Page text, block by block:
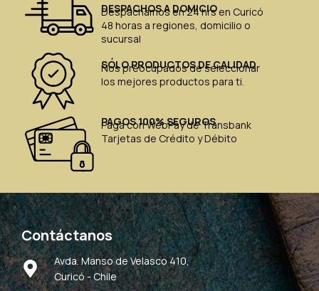
DESPACHOS A DOMICIO
Despachamos en 24 hrs en Curicó
48 horas a regiones, domicilio o
sucursal
SÓLO PRODUCTOS DE CALIDAD
Nos preocupados de seleccionar
los mejores productos para ti.
PAGOS 100% SEGUROS
Paga con WebPay de Transbank
Tarjetas de Crédito y Débito
Contáctanos
Avda. Manso de Velasco 410,
Curicó - Chile